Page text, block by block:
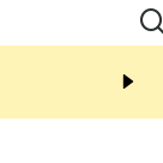
Jour de
- bouger,